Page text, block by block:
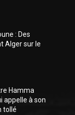
: Des
Alger sur le
Hamma
appelle à son
tollé